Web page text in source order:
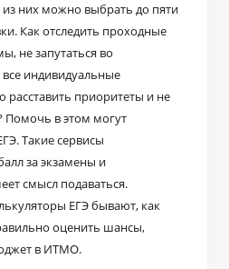
из них можно выбрать до пяти
Как отследить проходные
не запутаться во
все индивидуальные
расставить приоритеты и не
Помочь в этом могут
Такие сервисы
за экзамены и
смысл подаваться.
ЕГЭ бывают, как
оценить шансы,
в ИТМО.